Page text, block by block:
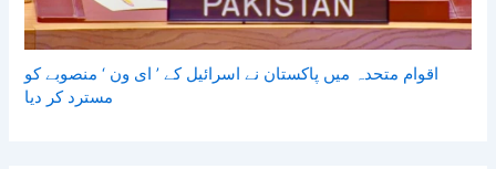
اقوام متحدہ میں پاکستان نے اسرائیل کے ’ ای ون ‘ منصوبے کو
مسترد کر دیا